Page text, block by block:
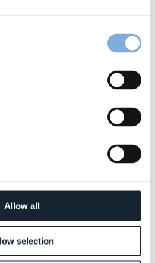
Allow all
selection
dass das Gebäude
Betrieb überführt wird und
Mit der
ein weiteres Zeichen für
Das Unternehmen wird
des Gebäudes
Standards
wird.
Estate GmbH